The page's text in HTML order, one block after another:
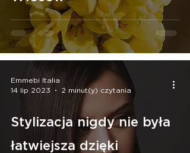
Stylizacja nigdy nie była
łatwiejsza dzięki
Emmebi Italia
14 lip 2023
2 minut(y) czytania